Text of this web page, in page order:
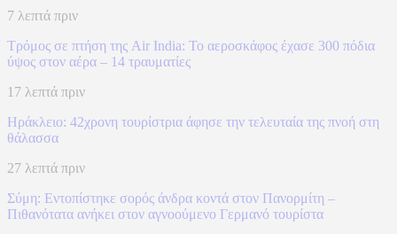
7 λεπτά πριν
Τρόμος σε πτήση της Air India: Το αεροσκάφος έχασε 300 πόδια
ύψος στον αέρα – 14 τραυματίες
17 λεπτά πριν
Ηράκλειο: 42χρονη τουρίστρια άφησε την τελευταία της πνοή στη
θάλασσα
27 λεπτά πριν
Σύμη: Εντοπίστηκε σορός άνδρα κοντά στον Πανορμίτη –
Πιθανότατα ανήκει στον αγνοούμενο Γερμανό τουρίστα